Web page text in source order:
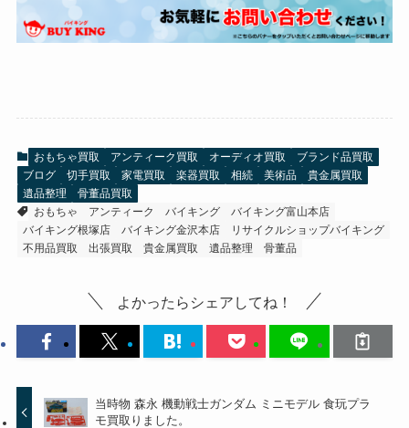
おもちゃ買取 アンティーク買取 オーディオ買取
ブランド品買取
ブログ
切手買取 家電買取 楽器買取 相続 美術品
貴金属買取
遺品整理
骨董品買取
おもちゃ
アンティーク バイキング
バイキング富山本店
バイキング根塚店
バイキング金沢本店
リサイクルショップバイキング
不用品買取
出張買取 貴金属買取 遺品整理 骨董品
よかったらシェアしてね！
当時物 森永 機動戦士ガンダム ミニモデル 食玩プラ
モ買取りました。